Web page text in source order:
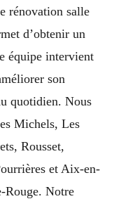
rénovation salle
d’obtenir un
équipe intervient
son
quotidien. Nous
Michels, Les
Rousset,
et Aix-en-
Rouge. Notre